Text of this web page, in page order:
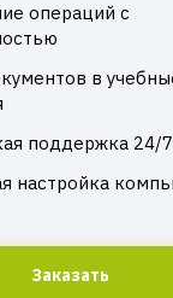
операций с
в
поддержка 24/7
настройка
Заказать